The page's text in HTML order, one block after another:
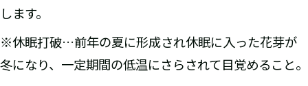
します。
※休眠打破…前年の夏に形成され休眠に入った花芽が
冬になり、一定期間の低温にさらされて目覚めること。